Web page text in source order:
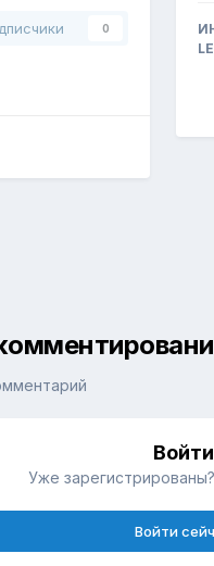
0
Войти
Уже
Войти